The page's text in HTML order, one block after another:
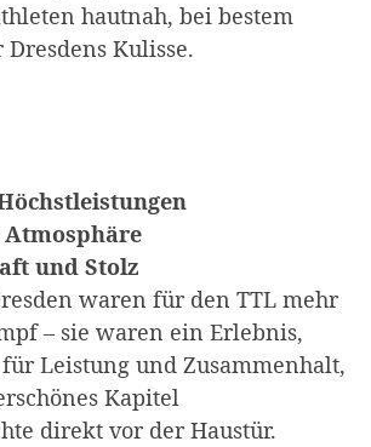
hautnah, bei bestem
Kulisse.
und Stolz
waren für den TTL mehr
– sie waren ein Erlebnis,
Leistung und Zusammenhalt,
Kapitel
direkt vor der Haustür.